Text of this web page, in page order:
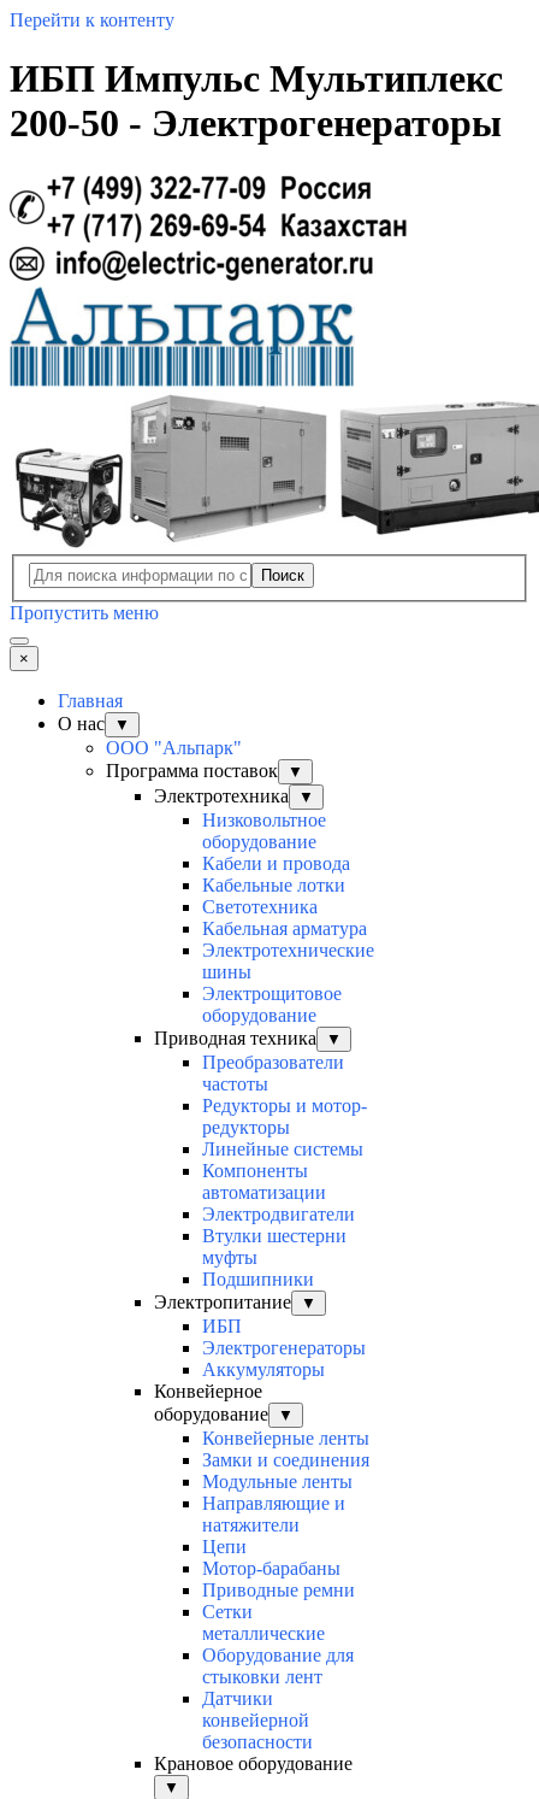
Перейти к контенту
ИБП Импульс Мультиплекс
200-50 - Электрогенераторы
Поиск
Пропустить меню
×
Главная
О нас
▼
ООО "Альпарк"
Программа поставок
▼
Электротехника ▼
Низковольтное
оборудование
Кабели и провода
Кабельные лотки
Светотехника
Кабельная арматура
Электротехнические
шины
Электрощитовое
оборудование
Приводная техника
▼
Преобразователи
частоты
Редукторы и мотор-
редукторы
Линейные системы
Компоненты
автоматизации
Электродвигатели
Втулки шестерни
муфты
Подшипники
Электропитание
▼
ИБП
Электрогенераторы
Аккумуляторы
Конвейерное
оборудование
▼
Конвейерные ленты
Замки и соединения
Модульные ленты
Направляющие и
натяжители
Цепи
Мотор-барабаны
Приводные ремни
Сетки
металлические
Оборудование для
стыковки лент
Датчики
конвейерной
безопасности
Крановое оборудование
▼